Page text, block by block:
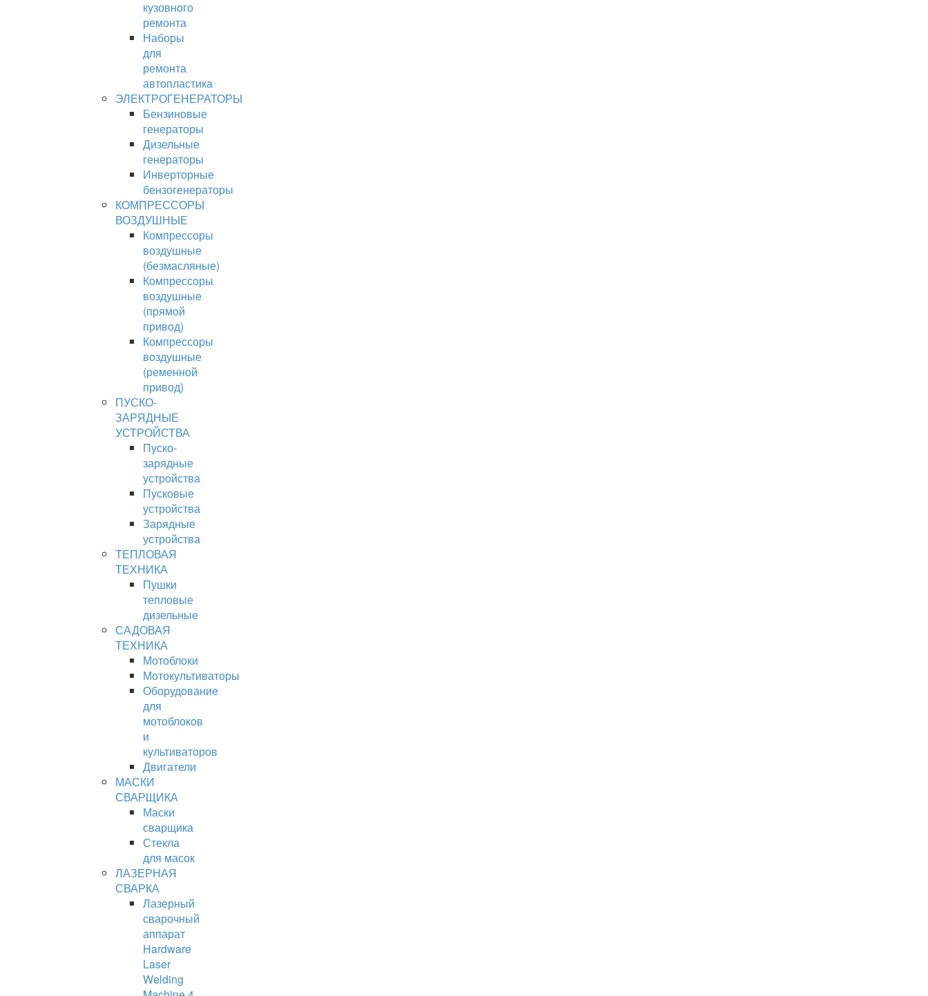
кузовного
ремонта
Наборы
для
ремонта
автопластика
ЭЛЕКТРОГЕНЕРАТОРЫ
Бензиновые
генераторы
Дизельные
генераторы
Инверторные
бензогенераторы
КОМПРЕССОРЫ
ВОЗДУШНЫЕ
Компрессоры
воздушные
(безмасляные)
Компрессоры
воздушные
(прямой
привод)
Компрессоры
воздушные
(ременной
привод)
ПУСКО-
ЗАРЯДНЫЕ
УСТРОЙСТВА
Пуско-
зарядные
устройства
Пусковые
устройства
Зарядные
устройства
ТЕПЛОВАЯ
ТЕХНИКА
Пушки
тепловые
дизельные
САДОВАЯ
ТЕХНИКА
Мотоблоки
Мотокультиваторы
Оборудование
для
мотоблоков
и
культиваторов
Двигатели
МАСКИ
СВАРЩИКА
Маски
сварщика
Стекла
для масок
ЛАЗЕРНАЯ
СВАРКА
Лазерный
сварочный
аппарат
Hardware
Laser
Welding